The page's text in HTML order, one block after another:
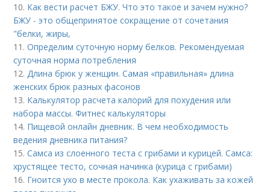
10. Как вести расчет БЖУ. Что это такое и зачем нужно?
БЖУ - это общепринятое сокращение от сочетания
"белки, жиры,
11.Определим суточную норму белков. Рекомендуемая
суточная норма потребления
12.Длина брюк у женщин. Самая «правильная» длина
женских брюк разных фасонов
13. Калькулятор расчета калорий для похудения или
набора массы. Фитнес калькуляторы
14. Пищевой онлайн дневник. В чем необходимость
ведения дневника питания?
15.Самса из слоенного теста с грибами и курицей. Самса:
хрустящее тесто, сочная начинка (курица с грибами)
16. Гноится ухо в месте прокола. Как ухаживать за кожей